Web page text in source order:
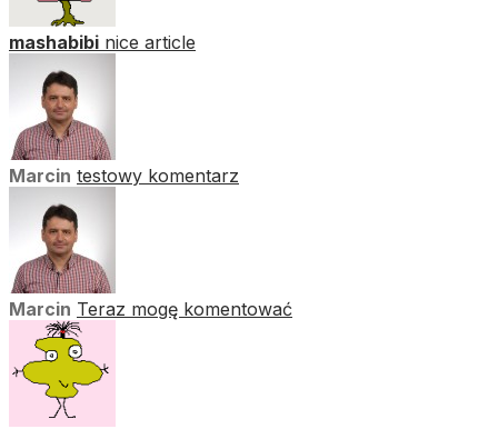
mashabibi nice article
Marcin testowy komentarz
Marcin Teraz mogę komentować